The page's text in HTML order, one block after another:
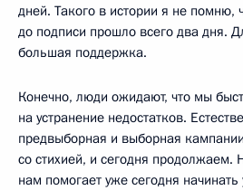
дней. Такого в истории я не помню,
до подписи прошло всего два дня.
большая поддержка.
Конечно, люди ожидают, что мы
на устранение недостатков.
предвыборная и выборная
со стихией, и сегодня продолжаем.
нам помогает уже сегодня начинать